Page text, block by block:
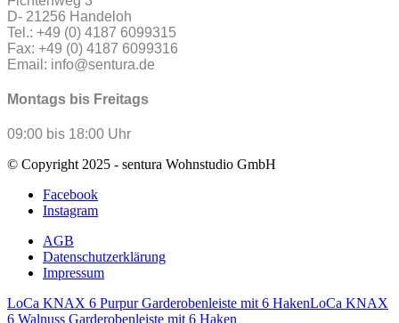
D- 21256 Handeloh
Tel.: +49 (0) 4187 6099315
Fax: +49 (0) 4187 6099316
Email: info@sentura.de
Montags bis Freitags
09:00 bis 18:00 Uhr
© Copyright 2025 - sentura Wohnstudio GmbH
Facebook
Instagram
AGB
Datenschutzerklärung
Impressum
LoCa KNAX 6 Purpur Garderobenleiste mit 6 HakenLoCa KNAX
6 Walnuss Garderobenleiste mit 6 Haken